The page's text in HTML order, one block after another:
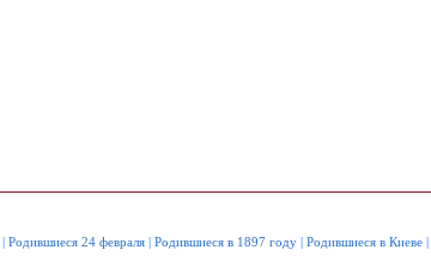
Родившиеся 24 февраля Родившиеся в 1897 году Родившиеся в Киеве